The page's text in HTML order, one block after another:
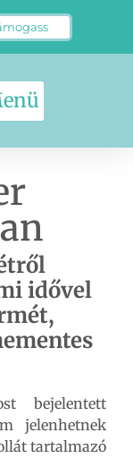
idővel
bejelentett
jelenhetnek
tartalmazó